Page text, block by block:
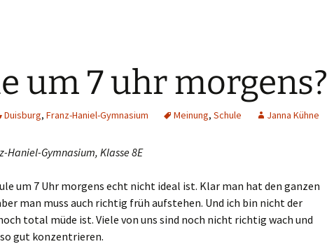
Viersen
Wegberg
Wermelskirchen
Wesel
um 7 uhr morgens?
Duisburg, Franz-Haniel-Gymnasium Meinung, Schule Janna Kühne
Haniel-Gymnasium, Klasse 8E
um 7 Uhr morgens echt nicht ideal ist. Klar man hat den ganzen
man muss auch richtig früh aufstehen. Und ich bin nicht der
total müde ist. Viele von uns sind noch nicht richtig wach und
gut konzentrieren.